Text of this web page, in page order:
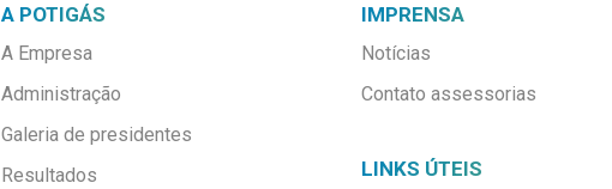
A POTIGÁS
A Empresa
Administração
Galeria de presidentes
Resultados
IMPRENSA
Notícias
Contato assessorias
LINKS ÚTEIS